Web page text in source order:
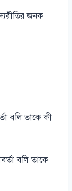
জনক
বলি তাকে কী
বলি তাকে